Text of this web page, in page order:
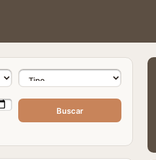
Buscar